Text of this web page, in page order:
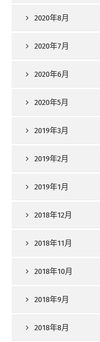
2020年8月
2020年7月
2020年6月
2020年5月
2019年3月
2019年2月
2019年1月
2018年12月
2018年11月
2018年10月
2018年9月
2018年8月